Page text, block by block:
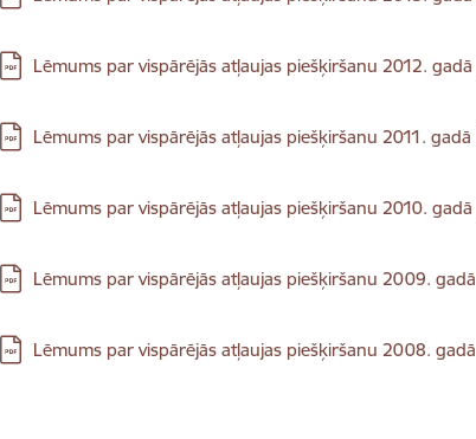
Lejupielādēt:
Lēmums par vispārējās atļaujas piešķiršanu 2012. gadā
Lejupielādēt:
Lēmums par vispārējās atļaujas piešķiršanu 2011. gadā
Lejupielādēt:
Lēmums par vispārējās atļaujas piešķiršanu 2010. gadā
Lejupielādēt:
Lēmums par vispārējās atļaujas piešķiršanu 2009. gadā
Lejupielādēt:
Lēmums par vispārējās atļaujas piešķiršanu 2008. gadā